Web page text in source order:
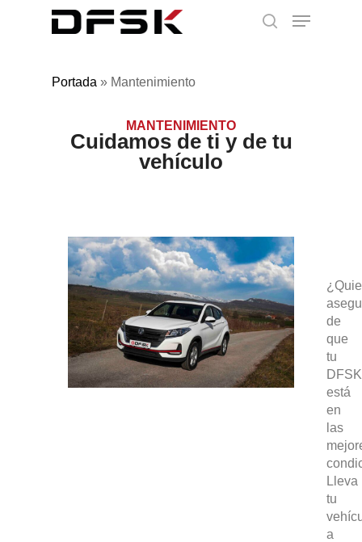
Portada » Mantenimiento
MANTENIMIENTO
Cuidamos de ti y de tu
vehículo
de
que
tu
DFSK
está
en
las
Lleva
tu
a